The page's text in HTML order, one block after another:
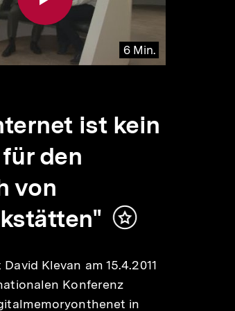
6 Min.
ist kein
den
von
Inhalt
Klevan am 15.4.2011
Konferenz
in